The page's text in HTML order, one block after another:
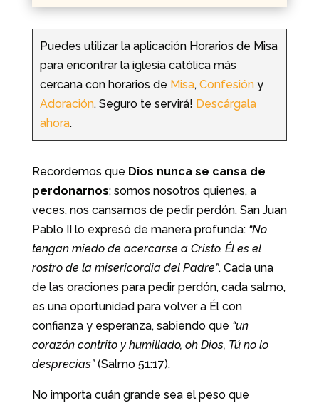
Puedes utilizar la aplicación Horarios de Misa
para encontrar la iglesia católica más
cercana con horarios de Misa, Confesióny
Adoración. Seguro te servirá! Descárgala
ahora.
Recordemos que Dios nunca se cansa de
perdonarnos; somos nosotros quienes, a
veces, nos cansamos de pedir perdón. San Juan
Pablo II lo expresó de manera profunda: “No
tengan miedo de acercarse a Cristo. Él es el
rostro de la misericordia del Padre”. Cada una
de las oraciones para pedir perdón, cada salmo,
es una oportunidad para volver a Él con
confianza y esperanza, sabiendo que “un
corazón contrito y humillado, oh Dios, Tú no lo
desprecias”(Salmo 51:17).
No importa cuán grande sea el peso que